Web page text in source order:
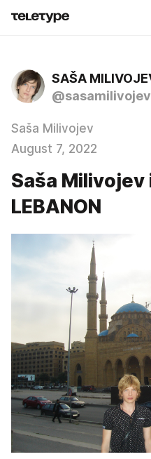
SAŠA
@sasamilivojev
Saša Milivojev
August 7, 2022
Saša Milivojev
LEBANON